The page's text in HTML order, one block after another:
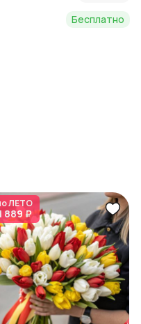
Бесплатно
ЛЕТО
889 ₽